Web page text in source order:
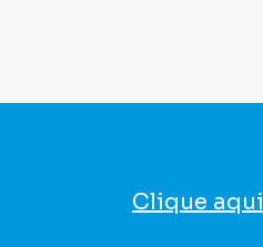
Clique aqui